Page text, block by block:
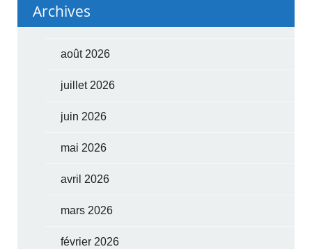
Archives
août 2026
juillet 2026
juin 2026
mai 2026
avril 2026
mars 2026
février 2026